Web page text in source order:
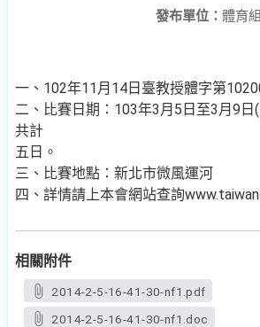
發布單位： 體育組
一、102年11月14日臺教授體字第
二、比賽日期：103年3月5日至3月9日
共計
五日。
三、比賽地點：新北市微風運河
四、詳情請上本會網站查詢
相關附件
2014-2-5-16-41-30-nf1.pdf
2014-2-5-16-41-30-nf1.doc